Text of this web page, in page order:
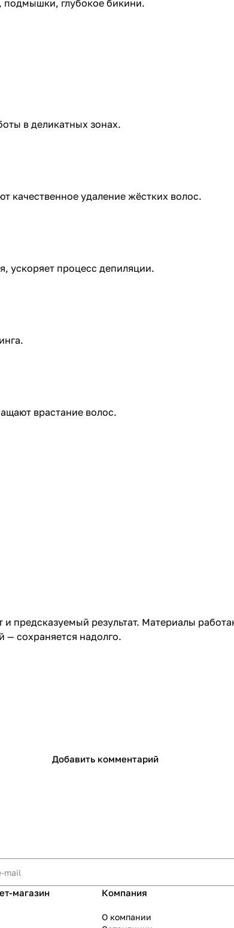
подмышки, глубокое бикини.
в деликатных зонах.
качественное удаление жёстких волос.
ускоряет процесс депиляции.
врастание волос.
предсказуемый результат. Материалы
— сохраняется надолго.
Добавить комментарий
магазин Компания
О компании